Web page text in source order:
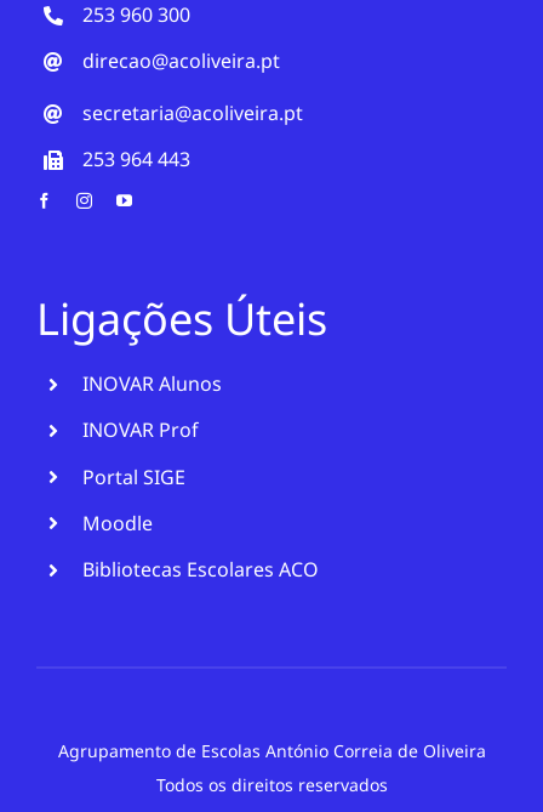
253 960 300
direcao@acoliveira.pt
secretaria@acoliveira.pt
253 964 443
Ligações Úteis
INOVAR Alunos
INOVAR Prof
Portal SIGE
Moodle
Bibliotecas Escolares ACO
Agrupamento de Escolas António Correia de Oliveira
Todos os direitos reservados